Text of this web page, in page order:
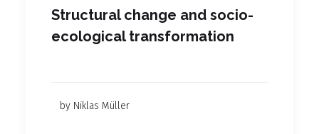
Structural change and socio-
ecological transformation
by Niklas Müller